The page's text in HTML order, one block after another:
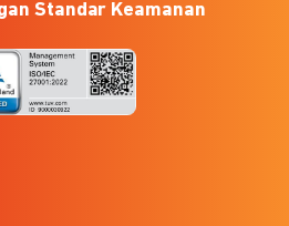
Standar Keamanan